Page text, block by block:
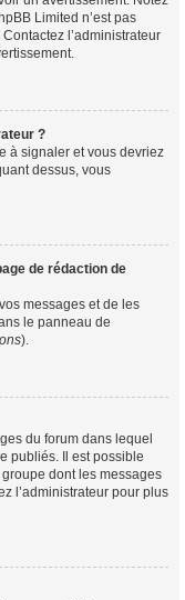
Limited n’est pas
l’administrateur
?
à signaler et vous devriez
dessus, vous
de rédaction de
messages et de les
le panneau de
).
du forum dans lequel
publiés. Il est possible
dont les messages
l’administrateur pour plus